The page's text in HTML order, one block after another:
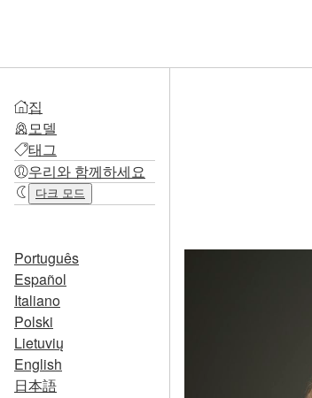
집
모델
태그
우리와 함께하세요
다크 모드
Português
Español
Italiano
Polski
Lietuvių
English
日本語